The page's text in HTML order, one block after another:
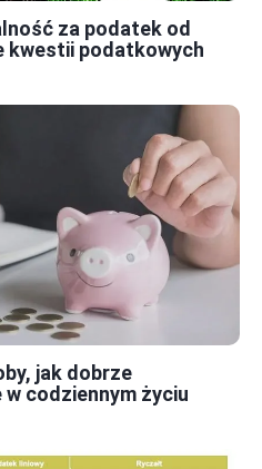
za podatek od
kwestii podatkowych
jak dobrze
codziennym życiu